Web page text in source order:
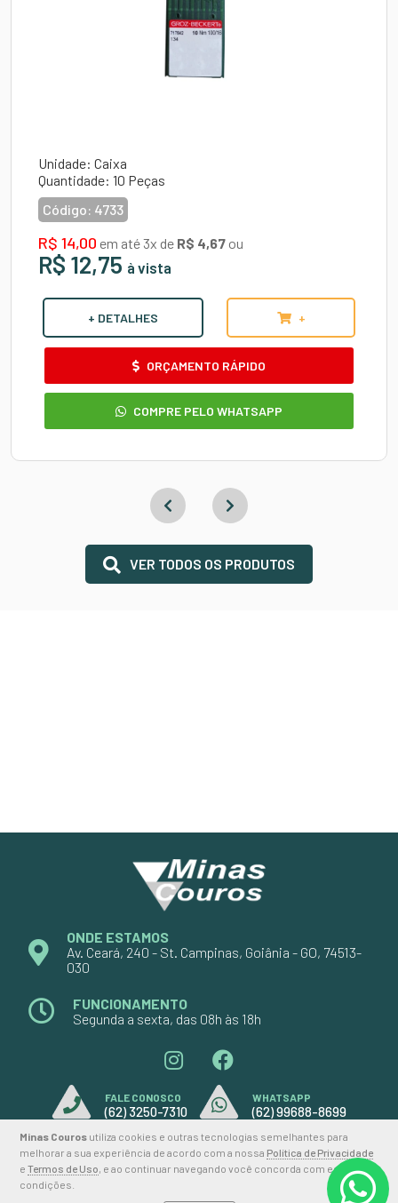
Minas Couros utiliza cookies e outras tecnologias semelhantes para
melhorar a sua experiência de acordo com a nossa Política de Privacidade
e Termos de Uso, e ao continuar navegando você concorda com estas
condições.
Unidade: Caixa
Quantidade: 10 Peças
Código: 4733
R$ 14,00 em até 3x de R$ 4,67 ou
R$ 12,75 à vista
+ DETALHES +
ORÇAMENTO RÁPIDO
COMPRE PELO WHATSAPP
VER TODOS OS PRODUTOS
ONDE ESTAMOS
Av. Ceará, 240 - St. Campinas, Goiânia - GO, 74513-
030
FUNCIONAMENTO
Segunda a sexta, das 08h às 18h
FALE CONOSCO
(62) 3250-7310
WHATSAPP
(62) 99688-8699
2026 © MINAS COUROS